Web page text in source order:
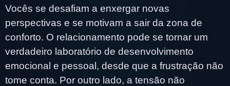
Vocês se desafiam a enxergar novas
perspectivas e se motivam a sair da zona de
conforto. O relacionamento pode se tornar um
verdadeiro laboratório de desenvolvimento
emocional e pessoal, desde que a frustração não
tome conta. Por outro lado, a tensão não